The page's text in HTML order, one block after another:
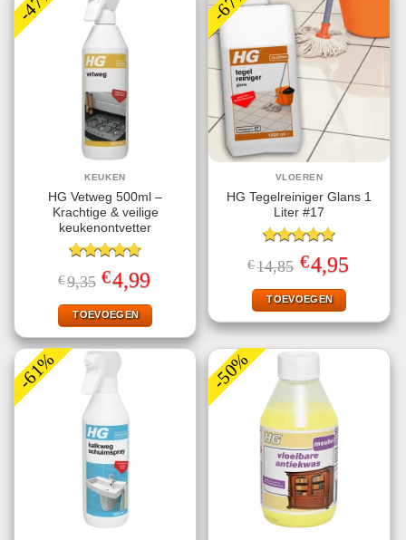
KEUKEN
HG Vetweg 500ml –
Krachtige & veilige
keukenontvetter
Gewaardeerd
4.70uit 5
€9,35 Oorspronkelijke
prijs
was:
€9,35.
€4,99
is:
€4,99.
TOEVOEGEN
VLOEREN
HG Tegelreiniger Glans 1
Liter #17
Gewaardeerd
5.00uit 5
€14,85 Oorspronkelijke
prijs
was:
€14,85.
€4,95prijs
TOEVOEGEN
-61% -50%